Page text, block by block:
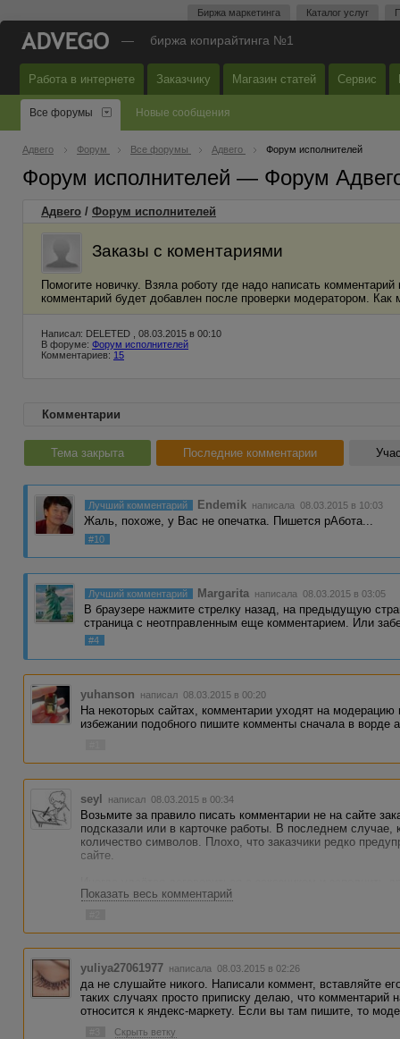
Биржа маркетинга Каталог услуг
— биржа копирайтинга №1
Работа в интернете Заказчику Магазин статей Сервис
Все форумы Новые сообщения
Адвего Форум Все форумы Адвего Форум исполнителей
Форум исполнителей — Форум
Адвего / Форум исполнителей
Заказы с коментариями
Помогите новичку. Взяла роботу где надо написать
комментарий будет добавлен после проверки модератором. Как
Написал: DELETED , 08.03.2015 в 00:10
В форуме: Форум исполнителей
Комментариев: 15
Комментарии
Тема закрыта Последние комментарии
Лучший комментарий Endemik написала 08.03.2015 в 10:03
Жаль, похоже, у Вас не опечатка. Пишется рАбота...
#10
Лучший комментарий Margarita написала 08.03.2015 в 03:05
В браузере нажмите стрелку назад, на предыдущую
страница с неотправленным еще комментарием. Или
#4
yuhanson написал 08.03.2015 в 00:20
На некоторых сайтах, комментарии уходят на
избежании подобного пишите комменты сначала в ворде
seyl написал 08.03.2015 в 00:34
Возьмите за правило писать комментарии не на сайте
подсказали или в карточке работы. В последнем случае,
количество символов. Плохо, что заказчики редко
сайте.
оставленным на сайте комментарием. То есть, вы
отказался, снова взял".
Показать весь комментарий
yuliya27061977 написала 08.03.2015 в 02:26
да не слушайте никого. Написали коммент, вставляйте
таких случаях просто приписку делаю, что комментарий
относится к яндекс-маркету. Если вы там пишите, то
Скрыть ветку